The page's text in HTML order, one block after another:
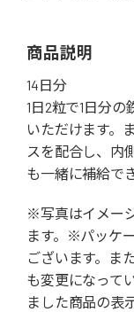
商品説明
14日分
1日2粒で1日分
いただけます。
スを配合し、内
も一緒に補給で
※写真はイメー
ます。※パッケ
ございます。ま
も変更になって
ました商品の表